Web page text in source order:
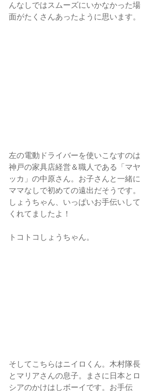
んなしではスムーズにいかなかった場
面がたくさんあったように思います。
左の電動ドライバーを使いこなすのは
神戸の家具店経営＆職人である 「マヤ
ッカ」 の中原さん。お子さんと一緒に
ママなしで初めての遠出だそうです。
しょうちゃん、いっぱいお手伝いして
くれてましたよ！
トコトコしょうちゃん。
そしてこちらはニイロくん。木村隊長
とマリアさんの息子。まさに日本とロ
シアのかけはしボーイです。お手伝